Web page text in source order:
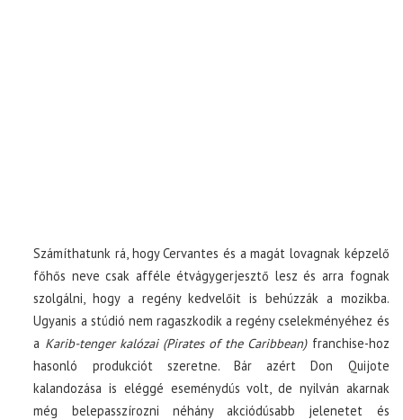
Számíthatunk rá, hogy Cervantes és a magát lovagnak képzelő
főhős neve csak afféle étvágygerjesztő lesz és arra fognak
szolgálni, hogy a regény kedvelőit is behúzzák a mozikba.
Ugyanis a stúdió nem ragaszkodik a regény cselekményéhez és
a Karib-tenger kalózai (Pirates of the Caribbean)franchise-hoz
hasonló produkciót szeretne. Bár azért Don Quijote
kalandozása is eléggé eseménydús volt, de nyilván akarnak
még belepasszírozni néhány akciódúsabb jelenetet és